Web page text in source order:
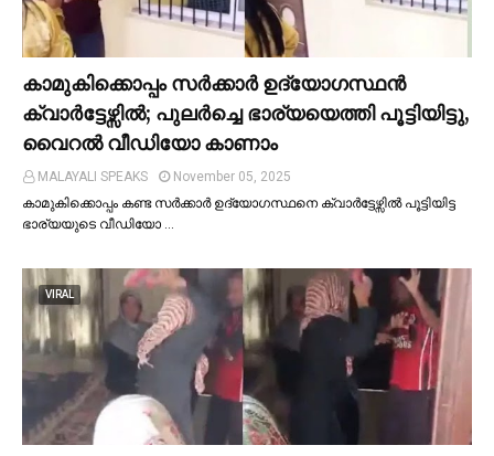
കാമുകിക്കൊപ്പം സര്‍ക്കാര്‍ ഉദ്യോഗസ്ഥൻ
ക്വാര്‍ട്ടേഴ്സില്‍; പുലര്‍ച്ചെ ഭാര്യയെത്തി പൂട്ടിയിട്ടു,
വൈറല്‍ വീഡിയോ കാണാം
MALAYALI SPEAKS
November 05, 2025
കാമുകിക്കൊപ്പം കണ്ട സർക്കാർ ഉദ്യോഗസ്ഥനെ ക്വാർട്ടേഴ്സില്‍ പൂട്ടിയിട്ട
ഭാര്യയുടെ വീഡിയോ …
VIRAL